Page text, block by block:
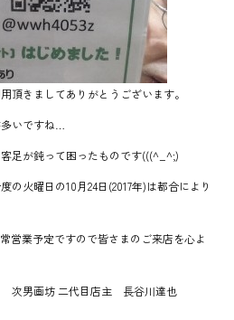
頂きましてありがとうございます。
いですね…
足が鈍って困ったものです(((^_^;)
の火曜日の10月24日(2017年)は都合により
営業予定ですので皆さまのご来店を心よ
店主 長谷川達也